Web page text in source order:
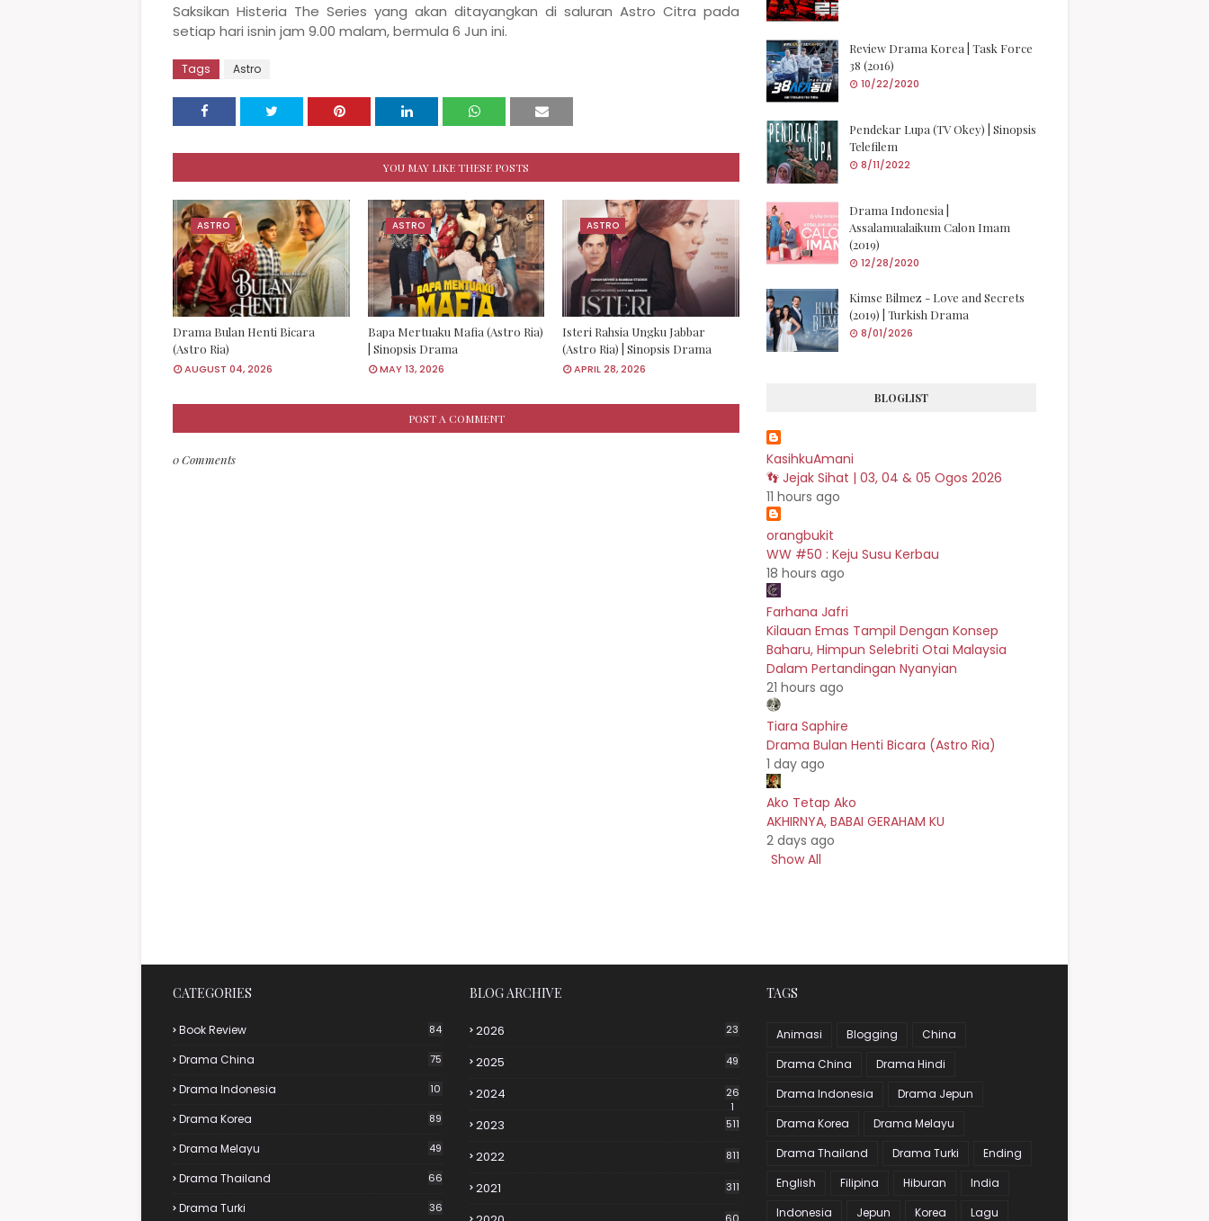
Saksikan Histeria The Series yang akan ditayangkan di saluran Astro Citra pada
setiap hari isnin jam 9.00 malam, bermula 6 Jun ini.
Tags Astro
YOU MAY LIKE THESE POSTS
ASTRO
Drama Bulan Henti Bicara
(Astro Ria)
AUGUST 04, 2026
ASTRO
Bapa Mertuaku Mafia (Astro Ria)
| Sinopsis Drama
MAY 13, 2026
ASTRO
Isteri Rahsia Ungku Jabbar
(Astro Ria) | Sinopsis Drama
APRIL 28, 2026
POST A COMMENT
0 Comments
Review Drama Korea | Task Force
38 (2016)
10/22/2020
Pendekar Lupa (TV Okey) | Sinopsis
Telefilem
8/11/2022
Drama Indonesia |
Assalamualaikum Calon Imam
(2019)
12/28/2020
Kimse Bilmez - Love and Secrets
(2019) | Turkish Drama
8/01/2026
BLOGLIST
KasihkuAmani
👣 Jejak Sihat | 03, 04 & 05 Ogos 2026
11 hours ago
orangbukit
WW #50 : Keju Susu Kerbau
18 hours ago
Farhana Jafri
Kilauan Emas Tampil Dengan Konsep
Baharu, Himpun Selebriti Otai Malaysia
Dalam Pertandingan Nyanyian
21 hours ago
Tiara Saphire
Drama Bulan Henti Bicara (Astro Ria)
1 day ago
Ako Tetap Ako
AKHIRNYA, BABAI GERAHAM KU
2 days ago
Show All
CATEGORIES
Book Review 84
Drama China 75
Drama Indonesia 10
Drama Korea 89
Drama Melayu 49
Drama Thailand 66
Drama Turki 36
BLOG ARCHIVE
2026 23
2025 49
2024
26
1
2023 511
2022 811
2021 311
TAGS
Animasi Blogging
China
Drama China
Drama Hindi
Drama Indonesia
Drama Jepun
Drama Korea
Drama Melayu
Drama Thailand
Drama Turki
Ending
English
Filipina Hiburan
India
Indonesia
Jepun Korea Lagu